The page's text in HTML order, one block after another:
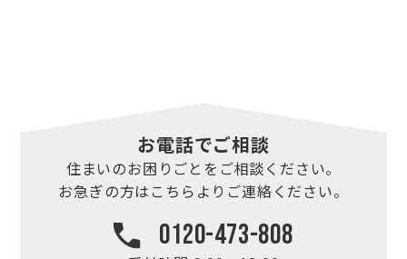
お電話でご相談
住まいのお困りごとを ご相談ください。
お急ぎの方はこちらより ご連絡ください。
0120-473-808